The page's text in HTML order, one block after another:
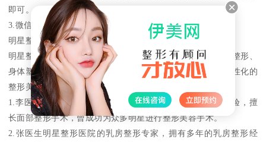
即可。
3.微信预约通过微信公众号或小程序进行预约，方便快捷。
明星整形医院的科室和医生介绍
明星整形医院拥有多个整形美容科室，包括面部整形、乳房整形、
身体塑形等，每个科室都有专业的医生团队，为患者提供个性化的
整形美容方案。以下是明星整形医院的部分医生介绍
1.李医生明星整形医院的整形医生，拥有多年的整形美容经验，擅
长面部整形手术，曾成功为众多明星进行整形美容手术。
2.张医生明星整形医院的乳房整形专家，拥有多年的乳房整形经